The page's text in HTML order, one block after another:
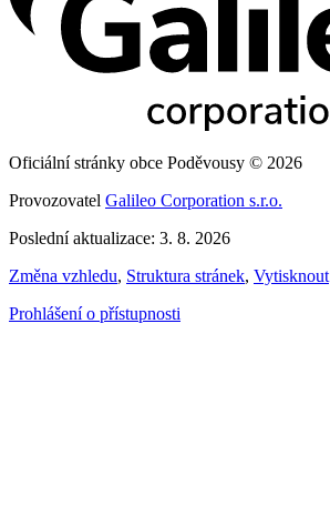
Oficiální stránky obce Poděvousy © 2026
Provozovatel Galileo Corporation s.r.o.
Poslední aktualizace: 3. 8. 2026
Změna vzhledu, Struktura stránek, Vytisknout
Prohlášení o přístupnosti